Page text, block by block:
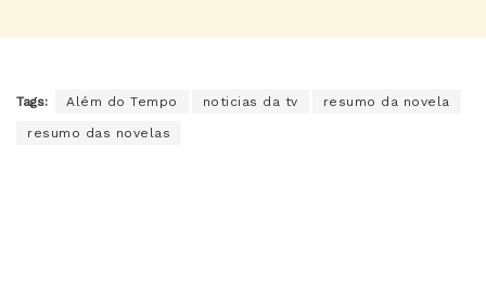
Tags: Além do Tempo noticias da tv resumo da novela
resumo das novelas